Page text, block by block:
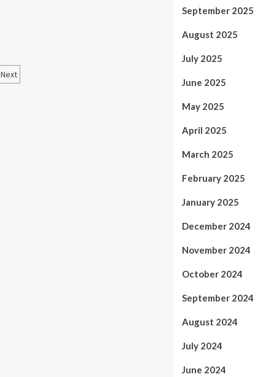
Next
September 2025
August 2025
July 2025
June 2025
May 2025
April 2025
March 2025
February 2025
January 2025
December 2024
November 2024
October 2024
September 2024
August 2024
July 2024
June 2024